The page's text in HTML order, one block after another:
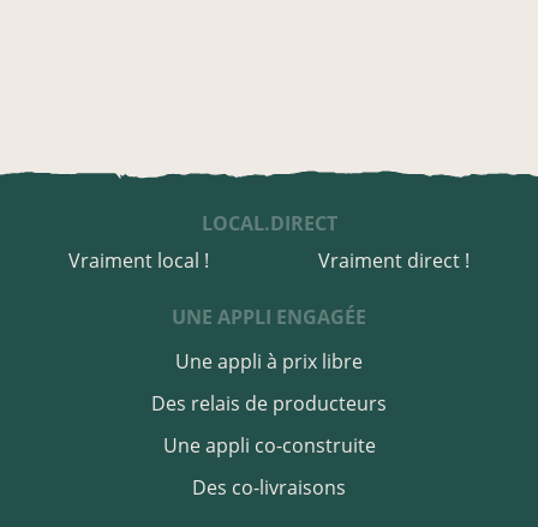
LOCAL.DIRECT
Vraiment local !
Vraiment direct !
UNE APPLI ENGAGÉE
Une appli à prix libre
Des relais de producteurs
Des co-livraisons
Une appli co-construite